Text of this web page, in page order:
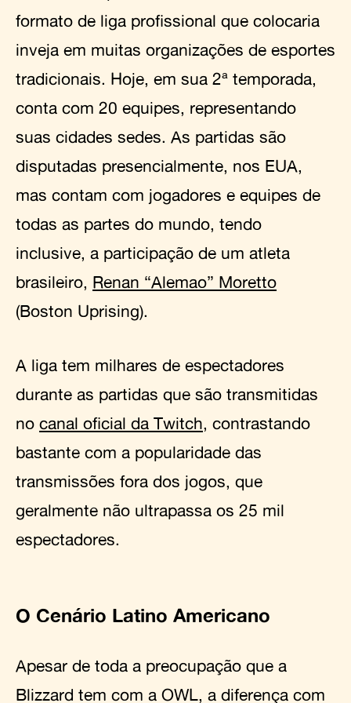
formato de liga profissional que colocaria
inveja em muitas organizações de esportes
tradicionais. Hoje, em sua 2ª temporada,
conta com 20 equipes, representando
suas cidades sedes. As partidas são
disputadas presencialmente, nos EUA,
mas contam com jogadores e equipes de
todas as partes do mundo, tendo
inclusive, a participação de um atleta
brasileiro, Renan “Alemao” Moretto
(Boston Uprising).
A liga tem milhares de espectadores
durante as partidas que são transmitidas
no canal oficial da Twitch, contrastando
bastante com a popularidade das
transmissões fora dos jogos, que
geralmente não ultrapassa os 25 mil
espectadores.
O Cenário Latino Americano
Apesar de toda a preocupação que a
Blizzard tem com a OWL, a diferença com